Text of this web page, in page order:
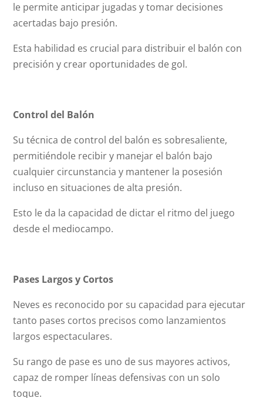
le permite anticipar jugadas y tomar decisiones
acertadas bajo presión.
Esta habilidad es crucial para distribuir el balón con
precisión y crear oportunidades de gol.
Control del Balón
Su técnica de control del balón es sobresaliente,
permitiéndole recibir y manejar el balón bajo
cualquier circunstancia y mantener la posesión
incluso en situaciones de alta presión.
Esto le da la capacidad de dictar el ritmo del juego
desde el mediocampo.
Pases Largos y Cortos
Neves es reconocido por su capacidad para ejecutar
tanto pases cortos precisos como lanzamientos
largos espectaculares.
Su rango de pase es uno de sus mayores activos,
capaz de romper líneas defensivas con un solo
toque.